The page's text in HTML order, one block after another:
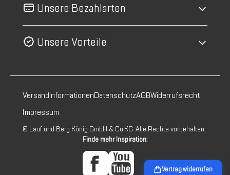
Unsere Bezahlarten
Unsere Vorteile
VersandinformationenDatenschutzAGBWiderrufsrecht
Impressum
© Lauf und Berg König GmbH & Co.KG. Alle Rechte vorbehalten.
Finde mehr Inspiration:
Vertrag widerrufen